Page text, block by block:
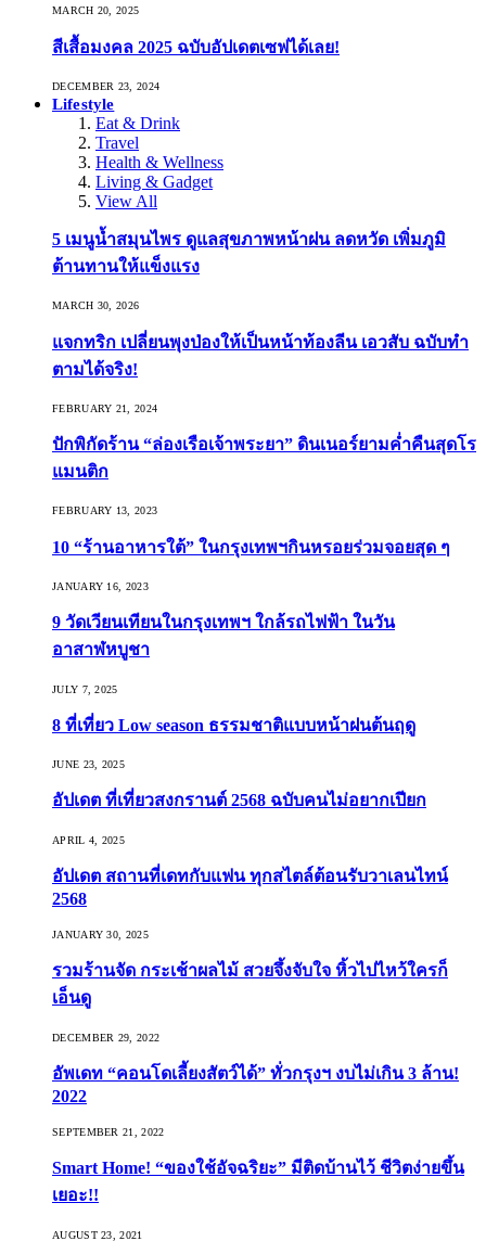
MARCH 20, 2025
สีเสื้อมงคล 2025 ฉบับอัปเดตเซฟได้เลย!
DECEMBER 23, 2024
Lifestyle
Eat & Drink
Travel
Health & Wellness
Living & Gadget
View All
5 เมนูน้ำสมุนไพร ดูแลสุขภาพหน้าฝน ลดหวัด เพิ่มภูมิ
ต้านทานให้แข็งแรง
MARCH 30, 2026
แจกทริก เปลี่ยนพุงป่องให้เป็นหน้าท้องลีน เอวสับ ฉบับทำ
ตามได้จริง!
FEBRUARY 21, 2024
ปักพิกัดร้าน “ล่องเรือเจ้าพระยา” ดินเนอร์ยามค่ำคืนสุดโร
แมนติก
FEBRUARY 13, 2023
10 “ร้านอาหารใต้” ในกรุงเทพฯกินหรอยร่วมจอยสุด ๆ
JANUARY 16, 2023
9 วัดเวียนเทียนในกรุงเทพฯ ใกล้รถไฟฟ้า ในวัน
อาสาฬหบูชา
JULY 7, 2025
8 ที่เที่ยว Low season ธรรมชาติแบบหน้าฝนต้นฤดู️
JUNE 23, 2025
อัปเดต ที่เที่ยวสงกรานต์ 2568 ฉบับคนไม่อยากเปียก
APRIL 4, 2025
อัปเดต สถานที่เดทกับแฟน ทุกสไตล์ต้อนรับวาเลนไทน์
2568
JANUARY 30, 2025
รวมร้านจัด กระเช้าผลไม้ สวยจึ้งจับใจ หิ้วไปไหว้ใครก็
เอ็นดู
DECEMBER 29, 2022
อัพเดท “คอนโดเลี้ยงสัตว์ได้” ทั่วกรุงฯ งบไม่เกิน 3 ล้าน!
2022
SEPTEMBER 21, 2022
Smart Home! “ของใช้อัจฉริยะ” มีติดบ้านไว้ ชีวิตง่ายขึ้น
เยอะ!!
AUGUST 23, 2021